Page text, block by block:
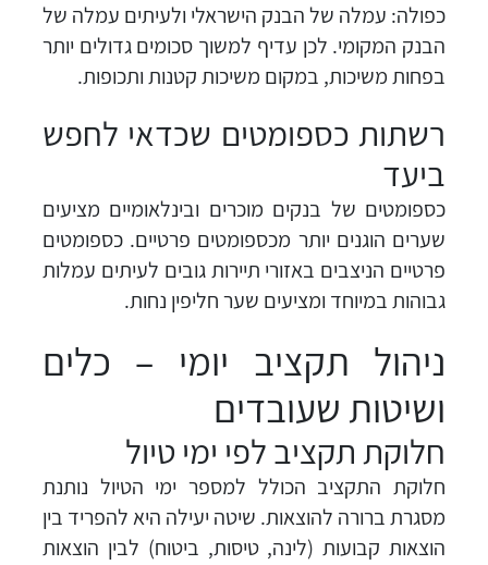
כפולה: עמלה של הבנק הישראלי ולעיתים עמלה של
הבנק המקומי. לכן עדיף למשוך סכומים גדולים יותר
בפחות משיכות, במקום משיכות קטנות ותכופות.
רשתות כספומטים שכדאי לחפש
ביעד
כספומטים של בנקים מוכרים ובינלאומיים מציעים
שערים הוגנים יותר מכספומטים פרטיים. כספומטים
פרטיים הניצבים באזורי תיירות גובים לעיתים עמלות
גבוהות במיוחד ומציעים שער חליפין נחות.
ניהול תקציב יומי – כלים
ושיטות שעובדים
חלוקת תקציב לפי ימי טיול
חלוקת התקציב הכולל למספר ימי הטיול נותנת
מסגרת ברורה להוצאות. שיטה יעילה היא להפריד בין
הוצאות קבועות (לינה, טיסות, ביטוח) לבין הוצאות